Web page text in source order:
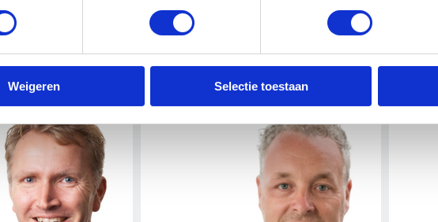
Weigeren Selectie toestaan
werkt met een reglement: >Bekijk het RvT-reglement